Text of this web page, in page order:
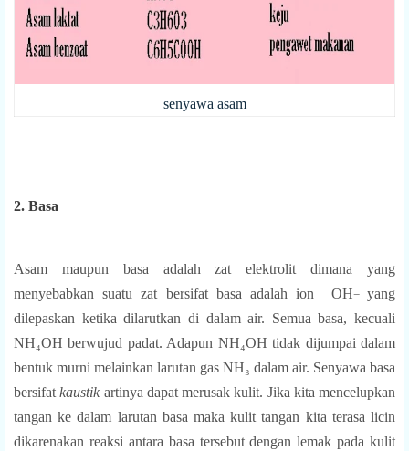
senyawa asam
2. Basa
Asam maupun basa adalah zat elektrolit dimana yang
menyebabkan suatu zat bersifat basa adalah ion
OH− yang
dilepaskan ketika dilarutkan di dalam air. Semua basa, kecuali
NH₄OH berwujud padat. Adapun NH₄OH tidak dijumpai dalam
bentuk murni melainkan larutan gas NH₃ dalam air. Senyawa basa
bersifatkaustik artinya dapat merusak kulit. Jika kita mencelupkan
tangan kedalam larutan basa maka kulit tangan kita terasa licin
dikarenakan reaksi antara basa tersebut dengan lemak pada kulit